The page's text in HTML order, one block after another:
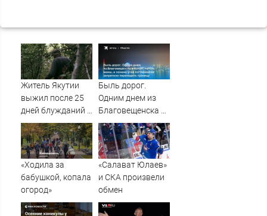
Житель Якутии
выжил после 25
дней блужданий в
тайге
Быль дорог.
Одним днем из
Благовещенска в
Китай, лапша,
мемы, и почему
утке по-пекински
запретили
переходить
границу
«Ходила за
бабушкой, копала
огород»
«Салават Юлаев»
и СКА произвели
обмен